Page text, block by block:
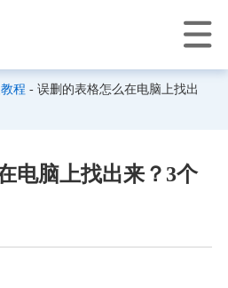
程 - 误删的表格怎么在电脑上找出
电脑上找出来？3个